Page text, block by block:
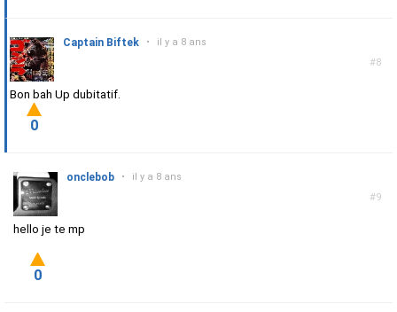
#8
Captain Biftek • il y a 8 ans
Bon bah Up dubitatif.
0
#9
onclebob • il y a 8 ans
hello je te mp
0